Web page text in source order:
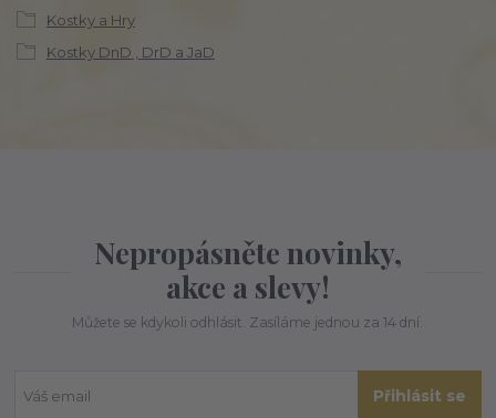
Kostky a Hry
Kostky DnD , DrD a JaD
Nepropásněte novinky,
akce a slevy!
Můžete se kdykoli odhlásit. Zasíláme jednou za 14 dní.
Přihlásit se